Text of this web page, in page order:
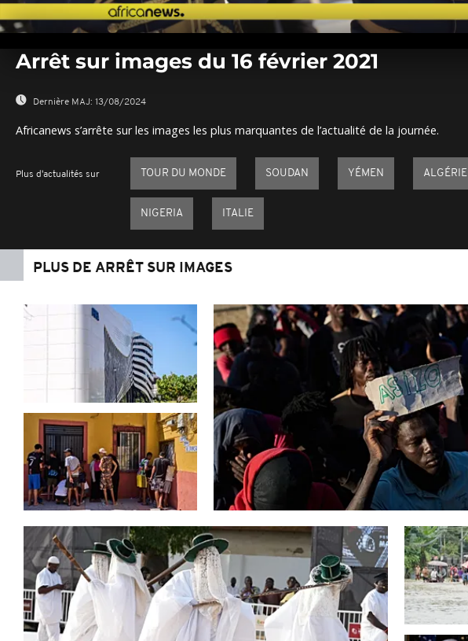
seconds
0%
Arrêt sur images du 16 février 2021
Dernière MAJ: 13/08/2024
Africanews s’arrête sur les images les plus marquantes de l’actualité de la journée.
Plus d'actualités sur TOUR DU MONDE SOUDAN YÉMEN ALGÉRIE
NIGERIA ITALIE
PLUS DE ARRÊT SUR IMAGES